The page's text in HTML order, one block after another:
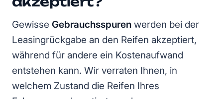
Gewisse Gebrauchsspuren werden bei der
Leasingrückgabe an den Reifen akzeptiert,
während für andere ein Kostenaufwand
entstehen kann. Wir verraten Ihnen, in
welchem Zustand die Reifen Ihres